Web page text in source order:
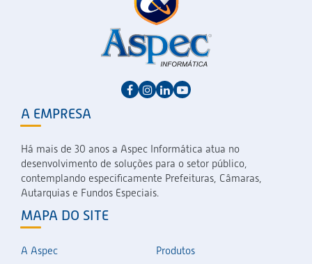
A EMPRESA
Há mais de 30 anos a Aspec Informática atua no
desenvolvimento de soluções para o setor público,
contemplando especificamente Prefeituras, Câmaras,
Autarquias e Fundos Especiais.
MAPA DO SITE
A Aspec Produtos